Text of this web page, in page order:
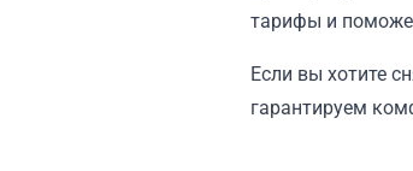
тарифы и
Если вы хотите
гарантируем